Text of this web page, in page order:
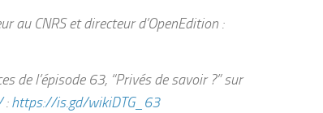
au CNRS et directeur d’OpenEdition :
de l’épisode 63, “Privés de savoir ?” sur
:https://is.gd/wikiDTG_63